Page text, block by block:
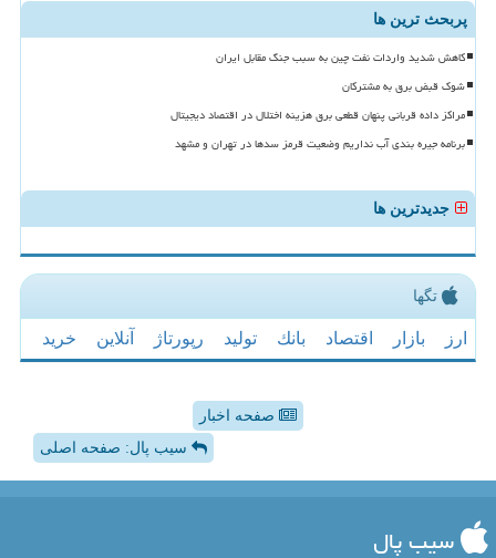
پربحث ترین ها
کاهش شدید واردات نفت چین به سبب جنگ مقابل ایران
شوک قبض برق به مشترکان
مراکز داده قربانی پنهان قطعی برق هزینه اختلال در اقتصاد دیجیتال
برنامه جیره بندی آب نداریم وضعیت قرمز سدها در تهران و مشهد
جدیدترین ها
تگها
ارز بازار اقتصاد بانك تولید رپورتاژ آنلاین خرید
صفحه اخبار
سیب پال: صفحه اصلی
سیب پال